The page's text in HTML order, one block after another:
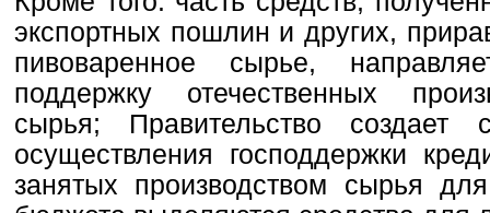
экспортных пошлин и других,
пивоваренное сырье,
поддержку отечественных
сырья; Правительство
осуществления господдержки
занятых производством сырья